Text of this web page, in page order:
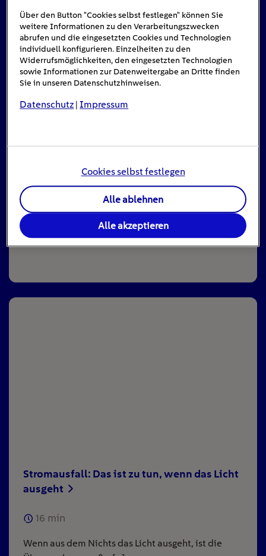
Jahrzehntelang war die Einspeisevergütung ein
zentrales Instrument der deutschen Energiepolitik:
Stromausfall: Das ist zu tun, wenn das Licht
ausgeht
16 min
Wenn aus dem Nichts das Licht ausgeht, ist die
Über den Button "Cookies selbst festlegen" können Sie
weitere Informationen zu den Verarbeitungszwecken
abrufen und die eingesetzten Cookies und Technologien
individuell konfigurieren. Einzelheiten zu den
Widerrufsmöglichkeiten, den eingesetzten Technologien
sowie Informationen zur Datenweitergabe an Dritte finden
Sie in unseren Datenschutzhinweisen.
Datenschutz |Impressum
Cookies selbst festlegen
Alle ablehnen
Alle akzeptieren